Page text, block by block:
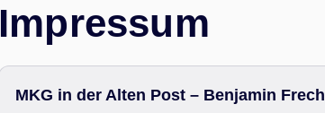
Impressum
MKG in der Alten Post – Benjamin Frech